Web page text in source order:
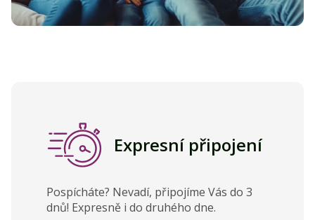
Expresní připojení
Pospícháte? Nevadí, připojíme Vás do 3
dnů! Expresně i do druhého dne.